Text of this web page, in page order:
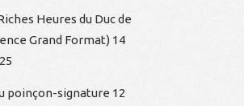
Heures du Duc de
Grand Format) 14
poinçon-signature 12